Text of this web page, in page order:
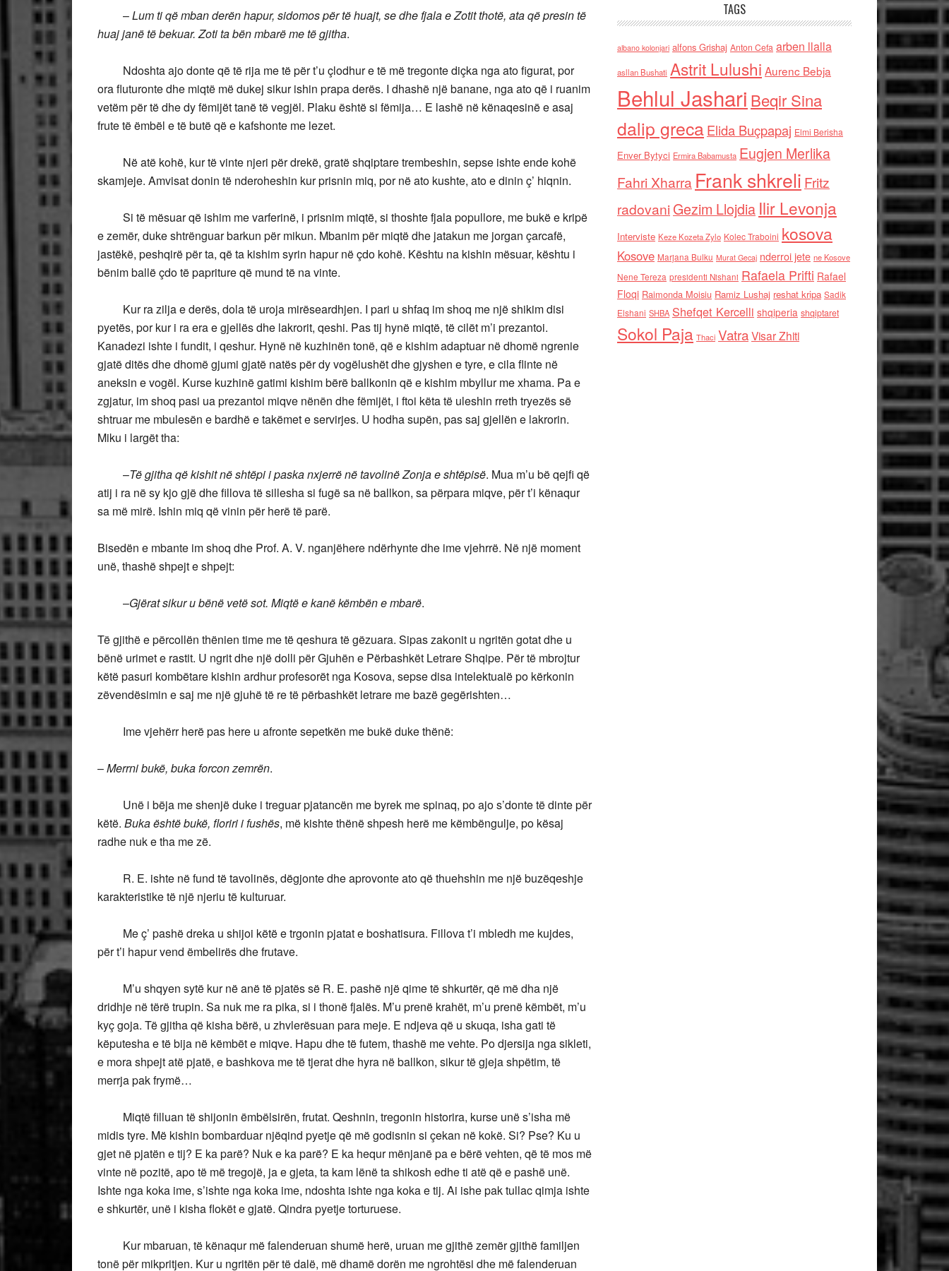
–Lum ti që mban derën hapur, sidomos për të huajt, se dhe fjala e Zotit thotë, ata që presin të
huaj janë të bekuar. Zoti ta bën mbarë me të gjitha.
Ndoshta ajo donte që të rija me të për t’u çlodhur e të më tregonte diçka nga ato figurat, por
ora fluturonte dhe miqtë më dukej sikur ishin prapa derës. I dhashë një banane, nga ato që i ruanim
vetëm për të dhe dy fëmijët tanë të vegjël. Plaku është si fëmija… E lashë në kënaqesinë e asaj
frute të ëmbël e të butë që e kafshonte me lezet.
Në atë kohë, kur të vinte njeri për drekë, gratë shqiptare trembeshin, sepse ishte ende kohë
skamjeje. Amvisat donin të nderoheshin kur prisnin miq, por në ato kushte, ato e dinin ç’ hiqnin.
Si të mësuar që ishim me varferinë, i prisnim miqtë, si thoshte fjala popullore, me bukë e kripë
e zemër, duke shtrënguar barkun për mikun. Mbanim për miqtë dhe jatakun me jorgan çarcafë,
jastëkë, peshqirë për ta, që ta kishim syrin hapur në çdo kohë. Kështu na kishin mësuar, kështu i
bënim ballë çdo të papriture që mund të na vinte.
Kur ra zilja e derës, dola të uroja mirëseardhjen. I pari u shfaq im shoq me një shikim disi
pyetës, por kur i ra era e gjellës dhe lakrorit, qeshi. Pas tij hynë miqtë, të cilët m’i prezantoi.
Kanadezi ishte i fundit, i qeshur. Hynë në kuzhinën tonë, që e kishim adaptuar në dhomë ngrenie
gjatë ditës dhe dhomë gjumi gjatë natës për dy vogëlushët dhe gjyshen e tyre, e cila flinte në
aneksin e vogël. Kurse kuzhinë gatimi kishim bërë ballkonin që e kishim mbyllur me xhama. Pa e
zgjatur, im shoq pasi ua prezantoi miqve nënën dhe fëmijët, i ftoi këta të uleshin rreth tryezës së
shtruar me mbulesën e bardhë e takëmet e servirjes. U hodha supën, pas saj gjellën e lakrorin.
Miku i largët tha:
–Të gjitha që kishit në shtëpi i paska nxjerrë në tavolinë Zonja e shtëpisë. Mua m’u bë qejfi që
atij i ra në sy kjo gjë dhe fillova të sillesha si fugë sa në ballkon, sa përpara miqve, për t’i kënaqur
sa më mirë. Ishin miq që vinin për herë të parë.
Bisedën e mbante im shoq dhe Prof. A. V. nganjëhere ndërhynte dhe ime vjehrrë. Në një moment
unë, thashë shpejt e shpejt:
–Gjërat sikur u bënë vetë sot. Miqtë e kanë këmbën e mbarë.
Të gjithë e përcollën thënien time me të qeshura të gëzuara. Sipas zakonit u ngritën gotat dhe u
bënë urimet e rastit. U ngrit dhe një dolli për Gjuhën e Përbashkët Letrare Shqipe. Për të mbrojtur
këtë pasuri kombëtare kishin ardhur profesorët nga Kosova, sepse disa intelektualë po kërkonin
zëvendësimin e saj me një gjuhë të re të përbashkët letrare me bazë gegërishten…
Ime vjehërr herë pas here u afronte sepetkën me bukë duke thënë:
–Merrni bukë, buka forcon zemrën.
Unë i bëja me shenjë duke i treguar pjatancën me byrek me spinaq, po ajo s’donte të dinte për
këtë. Buka është bukë, floriri i fushës, më kishte thënë shpesh herë me këmbëngulje, po kësaj
radhe nuk e tha me zë.
R. E. ishte në fund të tavolinës, dëgjonte dhe aprovonte ato që thuehshin me një buzëqeshje
karakteristike të një njeriu të kulturuar.
Me ç’ pashë dreka u shijoi këtë e trgonin pjatat e boshatisura. Fillova t’i mbledh me kujdes,
për t’i hapur vend ëmbelirës dhe frutave.
M’u shqyen sytë kur në anë të pjatës së R. E. pashë një qime të shkurtër, që më dha një
dridhje në tërë trupin. Sa nuk me ra pika, si i thonë fjalës. M’u prenë krahët, m’u prenë këmbët, m’u
kyç goja. Të gjitha që kisha bërë, u zhvlerësuan para meje. E ndjeva që u skuqa, isha gati të
këputesha e të bija në këmbët e miqve. Hapu dhe të futem, thashë me vehte. Po djersija nga sikleti,
e mora shpejt atë pjatë, e bashkova me të tjerat dhe hyra në ballkon, sikur të gjeja shpëtim, të
merrja pak frymë…
Miqtë filluan të shijonin ëmbëlsirën, frutat. Qeshnin, tregonin historira, kurse unë s’isha më
midis tyre. Më kishin bombarduar njëqind pyetje që më godisnin si çekan në kokë. Si? Pse? Ku u
gjet në pjatën e tij? E ka parë? Nuk e ka parë? E ka hequr mënjanë pa e bërë vehten, që të mos më
vinte në pozitë, apo të më tregojë, ja e gjeta, ta kam lënë ta shikosh edhe ti atë që e pashë unë.
Ishte nga koka ime, s’ishte nga koka ime, ndoshta ishte nga koka e tij. Ai ishe pak tullac qimja ishte
e shkurtër, unë i kisha flokët e gjatë. Qindra pyetje torturuese.
Kur mbaruan, të kënaqur më falenderuan shumë herë, uruan me gjithë zemër gjithë familjen
tonë për mikpritjen. Kur u ngritën për të dalë, më dhamë dorën me ngrohtësi dhe më falenderuan
TAGS
albano kolonjari alfons Grishaj Anton Cefa arben llalla
asllan Bushati Astrit Lulushi Aurenc Bebja
Behlul Jashari Beqir Sina
dalip grecaElida Buçpapaj Elmi Berisha
Enver Bytyci Ermira Babamusta Eugjen Merlika
Fahri Xharra Frank shkreli Fritz
radovaniGezim Llojdia Ilir Levonja
Interviste Keze Kozeta Zylo Kolec Traboini kosova
Kosove Marjana Bulku Murat Gecaj nderroi jete ne Kosove
Nene Tereza presidenti Nishani Rafaela Prifti Rafael
Floqi Raimonda Moisiu Ramiz Lushaj reshat kripa Sadik
Elshani SHBA Shefqet Kercelli shqiperia shqiptaret
Sokol Paja Thaci VatraVisar Zhiti